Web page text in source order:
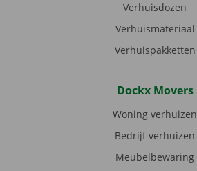
Verhuisdozen
Verhuismateriaal
Verhuispakketten
Dockx Movers
Woning verhuizen
Bedrijf verhuizen
Meubelbewaring